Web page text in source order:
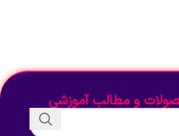
و مطالب آموزشی